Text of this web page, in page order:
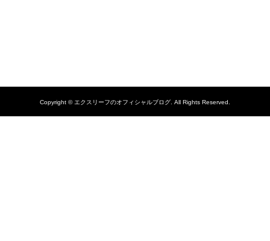
Copyright ©エクスリーフのオフィシャルブログ. All Rights Reserved.